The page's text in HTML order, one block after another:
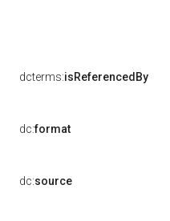
dcterms:isReferencedBy
dc:format
dc:source